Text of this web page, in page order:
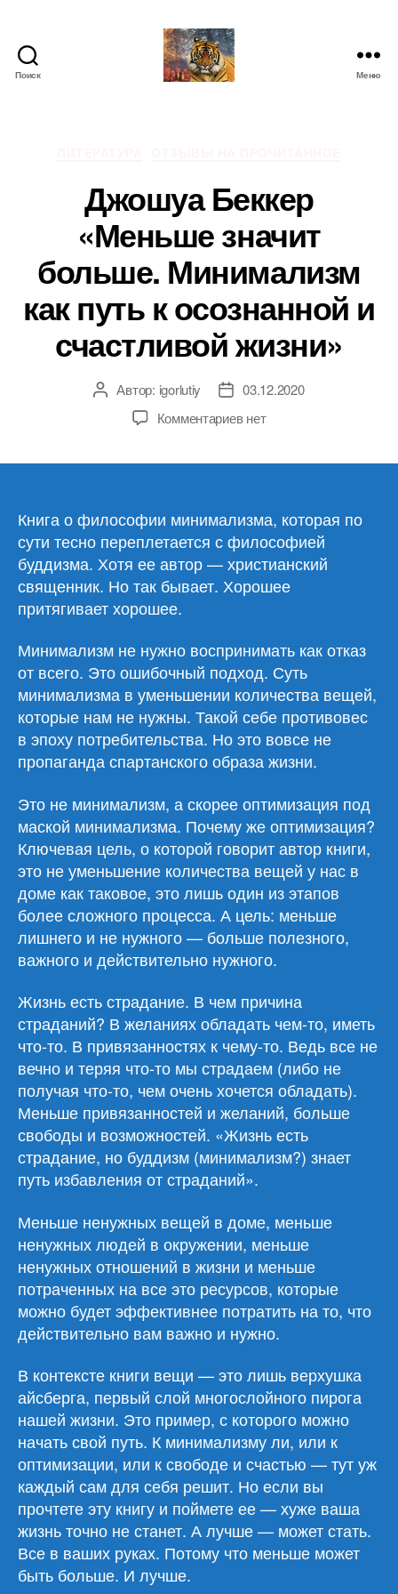
Поиск Меню
Джошуа Беккер
«Меньше значит
больше. Минимализм
как путь к осознанной и
счастливой жизни»
Автор
записи
Автор: igorlutiy
Дата03.12.2020
Комментариевк
значит
больше.
Минимализм
как
путь
и
счастливой
жизни»
нет
Книга о философии минимализма, которая по
сути тесно переплетается с философией
буддизма. Хотя ее автор — христианский
священник. Но так бывает. Хорошее
притягивает хорошее.
Минимализм не нужно воспринимать как отказ
от всего. Это ошибочный подход. Суть
минимализма в уменьшении количества вещей,
которые нам не нужны. Такой себе противовес
в эпоху потребительства. Но это вовсе не
пропаганда спартанского образа жизни.
Это не минимализм, а скорее оптимизация под
маской минимализма. Почему же оптимизация?
Ключевая цель, о которой говорит автор книги,
это не уменьшение количества вещей у нас в
доме как таковое, это лишь один из этапов
более сложного процесса. А цель: меньше
лишнего и не нужного — больше полезного,
важного и действительно нужного.
Жизнь есть страдание. В чем причина
страданий? В желаниях обладать чем-то, иметь
что-то. В привязанностях к чему-то. Ведь все не
вечно и теряя что-то мы страдаем (либо не
получая что-то, чем очень хочется обладать).
Меньше привязанностей и желаний, больше
свободы и возможностей. «Жизнь есть
страдание, но буддизм (минимализм?) знает
путь избавления от страданий».
Меньше ненужных вещей в доме, меньше
ненужных людей в окружении, меньше
ненужных отношений в жизни и меньше
потраченных на все это ресурсов, которые
можно будет эффективнее потратить на то, что
действительно вам важно и нужно.
В контексте книги вещи — это лишь верхушка
айсберга, первый слой многослойного пирога
нашей жизни. Это пример, с которого можно
начать свой путь. К минимализму ли, или к
оптимизации, или к свободе и счастью — тут уж
каждый сам для себя решит. Но если вы
прочтете эту книгу и поймете ее — хуже ваша
жизнь точно не станет. А лучше — может стать.
Все в ваших руках. Потому что меньше может
быть больше. И лучше.